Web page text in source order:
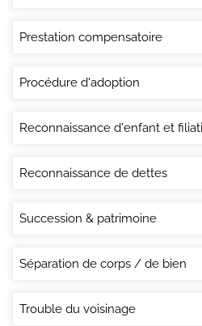
Prestation compensatoire
Procédure d'adoption
Reconnaissance d'enfant et
Reconnaissance de dettes
Succession & patrimoine
Séparation de corps / de bien
Trouble du voisinage